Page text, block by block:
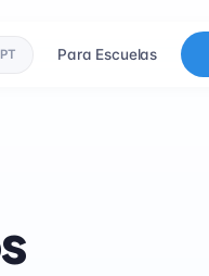
PT Para Escuelas